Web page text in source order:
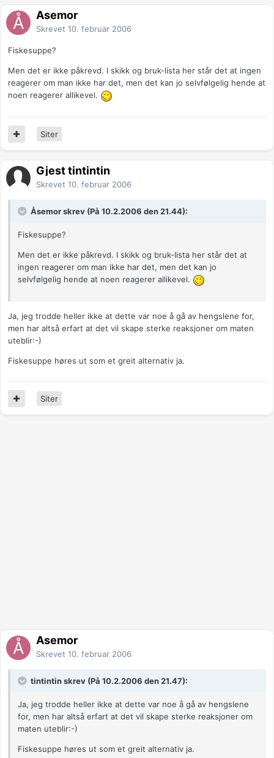
Åsemor
Skrevet 10. februar 2006
Fiskesuppe?
Men det er ikke påkrevd. I skikk og bruk-lista her står det at ingen
reagerer om man ikke har det, men det kan jo selvfølgelig hende at
noen reagerer allikevel.
Siter
Gjest tintintin
Skrevet 10. februar 2006
Åsemor skrev (På 10.2.2006 den 21.44):
Fiskesuppe?
Men det er ikke påkrevd. I skikk og bruk-lista her står det at
ingen reagerer om man ikke har det, men det kan jo
selvfølgelig hende at noen reagerer allikevel.
Ja, jeg trodde heller ikke at dette var noe å gå av hengslene for,
men har altså erfart at det vil skape sterke reaksjoner om maten
uteblir:-)
Fiskesuppe høres ut som et greit alternativ ja.
Siter
Åsemor
Skrevet 10. februar 2006
tintintin skrev (På 10.2.2006 den 21.47):
Ja, jeg trodde heller ikke at dette var noe å gå av hengslene
for, men har altså erfart at det vil skape sterke reaksjoner om
maten uteblir:-)
Fiskesuppe høres ut som et greit alternativ ja.